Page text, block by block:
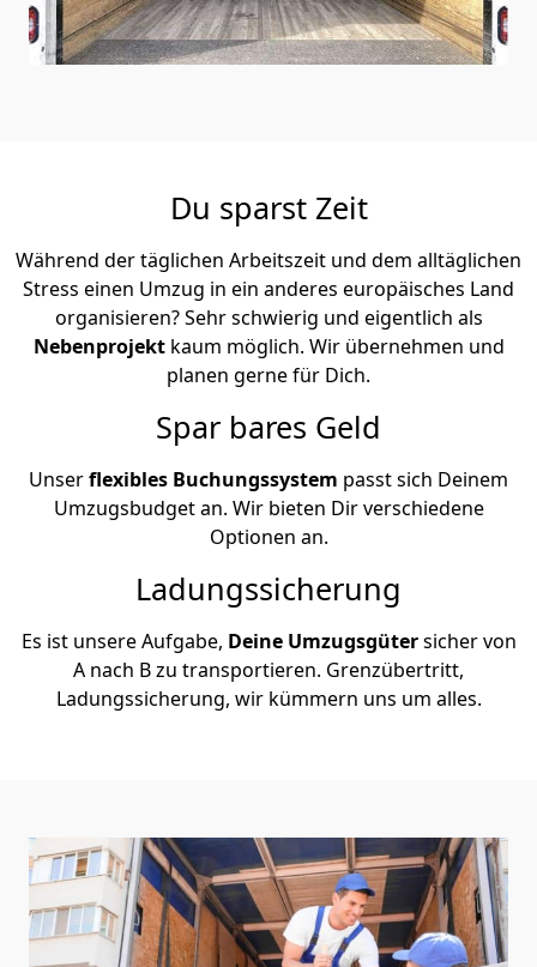
Du sparst Zeit
Während der täglichen Arbeitszeit und dem alltäglichen
Stress einen Umzug in ein anderes europäisches Land
organisieren? Sehr schwierig und eigentlich als
Nebenprojekt kaum möglich. Wir übernehmen und
planen gerne für Dich.
Spar bares Geld
Unserflexibles Buchungssystem passt sich Deinem
Umzugsbudget an. Wir bieten Dir verschiedene
Optionen an.
Ladungssicherung
Es ist unsere Aufgabe, Deine Umzugsgütersicher von
A nach B zu transportieren. Grenzübertritt,
Ladungssicherung, wir kümmern uns um alles.